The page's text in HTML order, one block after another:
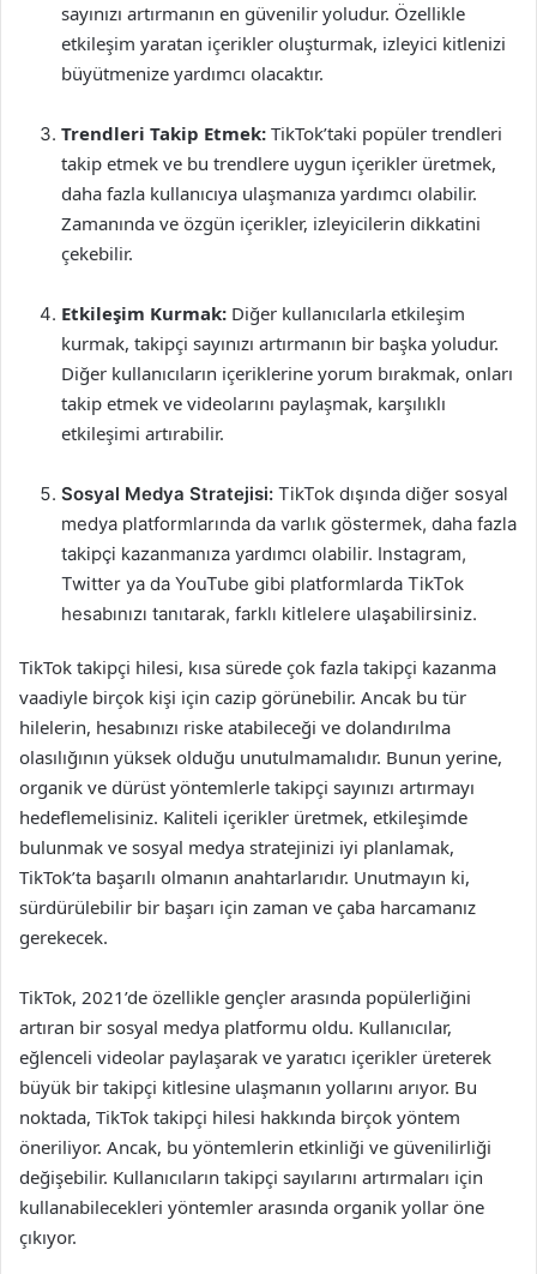
sayınızı artırmanın en güvenilir yoludur. Özellikle
etkileşim yaratan içerikler oluşturmak, izleyici kitlenizi
büyütmenize yardımcı olacaktır.
Trendleri Takip Etmek: TikTok’taki popüler trendleri
takip etmek ve bu trendlere uygun içerikler üretmek,
daha fazla kullanıcıya ulaşmanıza yardımcı olabilir.
Zamanında ve özgün içerikler, izleyicilerin dikkatini
çekebilir.
Etkileşim Kurmak: Diğer kullanıcılarla etkileşim
kurmak, takipçi sayınızı artırmanın bir başka yoludur.
Diğer kullanıcıların içeriklerine yorum bırakmak, onları
takip etmek ve videolarını paylaşmak, karşılıklı
etkileşimi artırabilir.
Sosyal Medya Stratejisi: TikTok dışında diğer sosyal
medya platformlarında da varlık göstermek, daha fazla
takipçi kazanmanıza yardımcı olabilir. Instagram,
Twitter ya da YouTube gibi platformlarda TikTok
hesabınızı tanıtarak, farklı kitlelere ulaşabilirsiniz.
TikTok takipçi hilesi, kısa sürede çok fazla takipçi kazanma
vaadiyle birçok kişi için cazip görünebilir. Ancak bu tür
hilelerin, hesabınızı riske atabileceği ve dolandırılma
olasılığının yüksek olduğu unutulmamalıdır. Bunun yerine,
organik ve dürüst yöntemlerle takipçi sayınızı artırmayı
hedeflemelisiniz. Kaliteli içerikler üretmek, etkileşimde
bulunmak ve sosyal medya stratejinizi iyi planlamak,
TikTok’ta başarılı olmanın anahtarlarıdır. Unutmayın ki,
sürdürülebilir bir başarı için zaman ve çaba harcamanız
gerekecek.
TikTok, 2021’de özellikle gençler arasında popülerliğini
artıran bir sosyal medya platformu oldu. Kullanıcılar,
eğlenceli videolar paylaşarak ve yaratıcı içerikler üreterek
büyük bir takipçi kitlesine ulaşmanın yollarını arıyor. Bu
noktada, TikTok takipçi hilesi hakkında birçok yöntem
öneriliyor. Ancak, bu yöntemlerin etkinliği ve güvenilirliği
değişebilir. Kullanıcıların takipçi sayılarını artırmaları için
kullanabilecekleri yöntemler arasında organik yollar öne
çıkıyor.